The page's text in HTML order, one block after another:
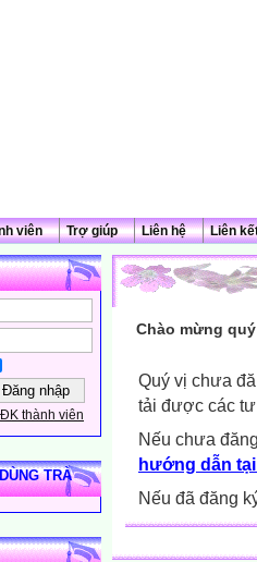
viên Trợ giúp Liên hệ Liên
ĐK thành viên
TRÀ
Chào mừng
Quý vị chưa
tải được các
Nếu chưa
hướng dẫn
Nếu đã đăng